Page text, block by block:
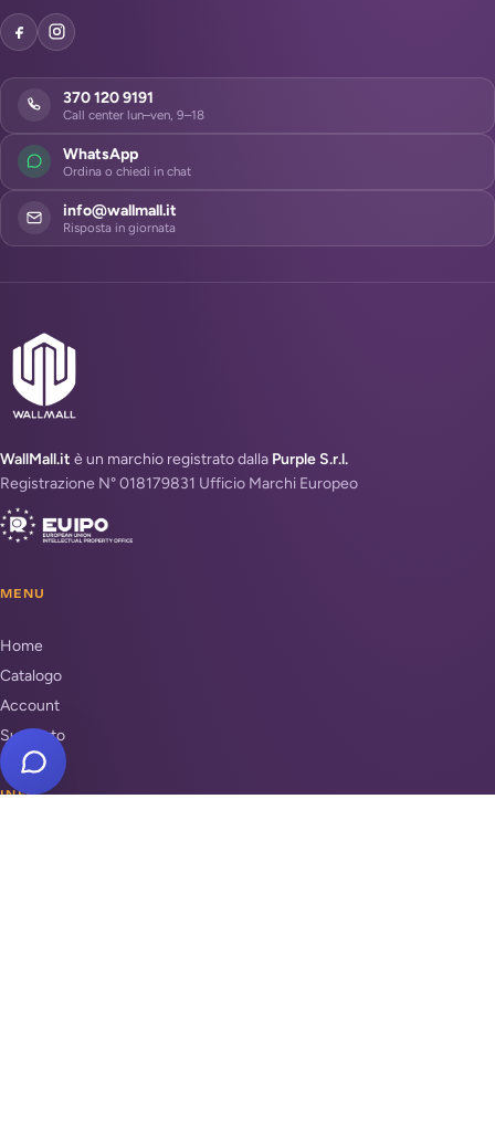
370 120 9191
Call center lun–ven, 9–18
WhatsApp
Ordina o chiedi in chat
info@wallmall.it
Risposta in giornata
WallMall.it è un marchio registrato dalla Purple S.r.l.
Registrazione N° 018179831 Ufficio Marchi Europeo
MENU
Home
Catalogo
Account
Supporto
INFO